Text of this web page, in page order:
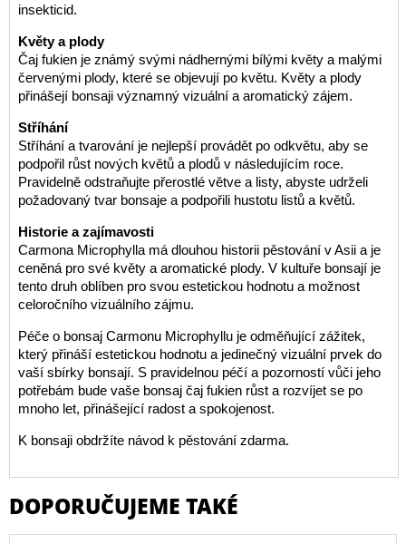
insekticid.
Květy a plody
Čaj fukien je známý svými nádhernými bílými květy a malými
červenými plody, které se objevují po květu. Květy a plody
přinášejí bonsaji významný vizuální a aromatický zájem.
Stříhání
Stříhání a tvarování je nejlepší provádět po odkvětu, aby se
podpořil růst nových květů a plodů v následujícím roce.
Pravidelně odstraňujte přerostlé větve a listy, abyste udrželi
požadovaný tvar bonsaje a podpořili hustotu listů a květů.
Historie a zajímavosti
Carmona Microphylla má dlouhou historii pěstování v Asii a je
ceněná pro své květy a aromatické plody. V kultuře bonsají je
tento druh oblíben pro svou estetickou hodnotu a možnost
celoročního vizuálního zájmu.
Péče o bonsaj Carmonu Microphyllu je odměňující zážitek,
který přináší estetickou hodnotu a jedinečný vizuální prvek do
vaší sbírky bonsají. S pravidelnou péčí a pozorností vůči jeho
potřebám bude vaše bonsaj čaj fukien růst a rozvíjet se po
mnoho let, přinášející radost a spokojenost.
K bonsaji obdržíte návod k pěstování zdarma.
DOPORUČUJEME TAKÉ